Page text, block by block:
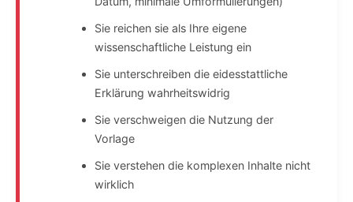
Sie reichen sie als Ihre eigene
wissenschaftliche Leistung ein
Sie unterschreiben die eidesstattliche
Erklärung wahrheitswidrig
Sie verschweigen die Nutzung der
Vorlage
Sie verstehen die komplexen Inhalte nicht
wirklich